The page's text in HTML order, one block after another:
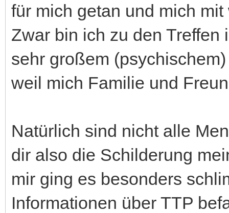
für mich getan und mich
Zwar bin ich zu den
sehr großem
weil mich Familie und
Natürlich sind nicht alle
dir also die Schilderung
mir ging es besonders
Informationen über TTP